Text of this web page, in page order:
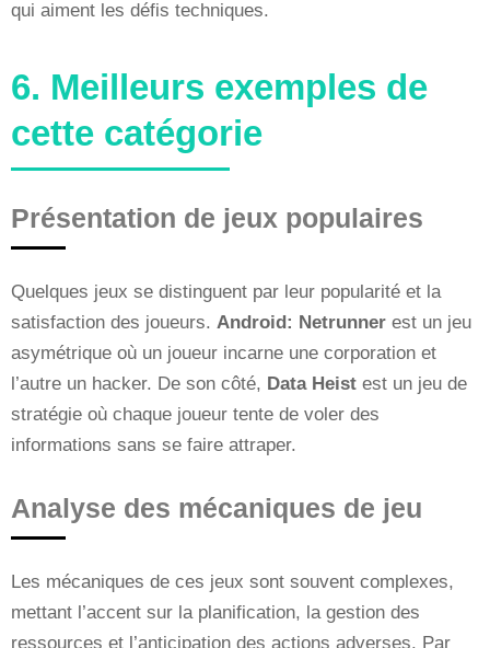
qui aiment les défis techniques.
6. Meilleurs exemples de
cette catégorie
Présentation de jeux populaires
Quelques jeux se distinguent par leur popularité et la
satisfaction des joueurs. Android: Netrunner est un jeu
asymétrique où un joueur incarne une corporation et
l’autre un hacker. De son côté, Data Heist est un jeu de
stratégie où chaque joueur tente de voler des
informations sans se faire attraper.
Analyse des mécaniques de jeu
Les mécaniques de ces jeux sont souvent complexes,
mettant l’accent sur la planification, la gestion des
ressources et l’anticipation des actions adverses. Par